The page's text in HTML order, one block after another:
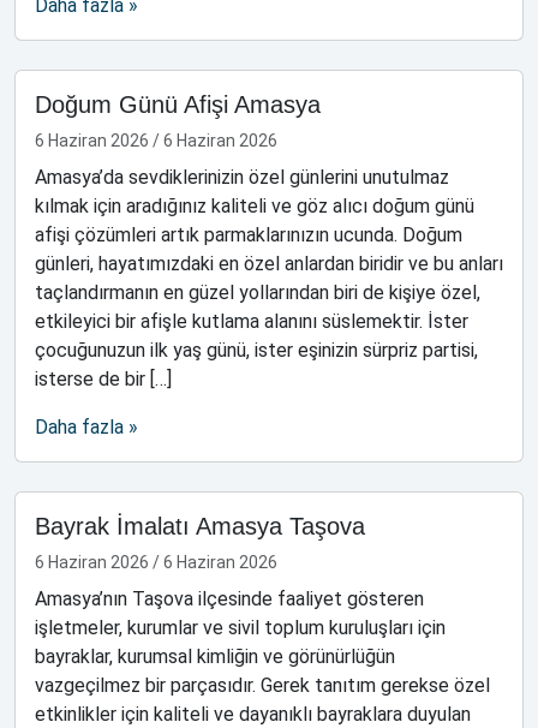
Daha fazla »
Doğum Günü Afişi Amasya
6 Haziran 2026 /6 Haziran 2026
Amasya’da sevdiklerinizin özel günlerini unutulmaz
kılmak için aradığınız kaliteli ve göz alıcı doğum günü
afişi çözümleri artık parmaklarınızın ucunda. Doğum
günleri, hayatımızdaki en özel anlardan biridir ve bu anları
taçlandırmanın en güzel yollarından biri de kişiye özel,
etkileyici bir afişle kutlama alanını süslemektir. İster
çocuğunuzun ilk yaş günü, ister eşinizin sürpriz partisi,
isterse de bir […]
Daha fazla »
Bayrak İmalatı Amasya Taşova
6 Haziran 2026 /6 Haziran 2026
Amasya’nın Taşova ilçesinde faaliyet gösteren
işletmeler, kurumlar ve sivil toplum kuruluşları için
bayraklar, kurumsal kimliğin ve görünürlüğün
vazgeçilmez bir parçasıdır. Gerek tanıtım gerekse özel
etkinlikler için kaliteli ve dayanıklı bayraklara duyulan